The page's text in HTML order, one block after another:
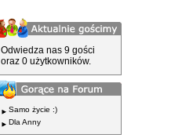
Odwiedza nas 9 gości
oraz 0 użytkowników.
Samo życie :)
Dla Anny